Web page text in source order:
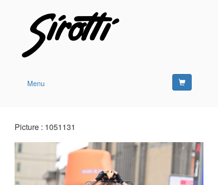
Menu
Picture : 1051131